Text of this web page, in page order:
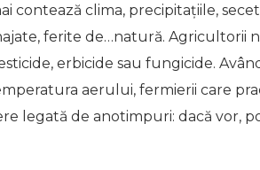
contează clima, precipitațiile,
ferite de…natură. Agricultorii
erbicide sau fungicide.
aerului, fermierii care
legată de anotimpuri: dacă vor,